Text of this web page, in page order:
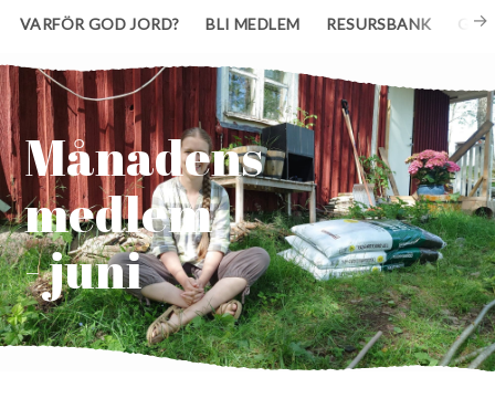
VARFÖR GOD JORD? BLI MEDLEM RESURSBANK GE
Månadens
medlem
- juni